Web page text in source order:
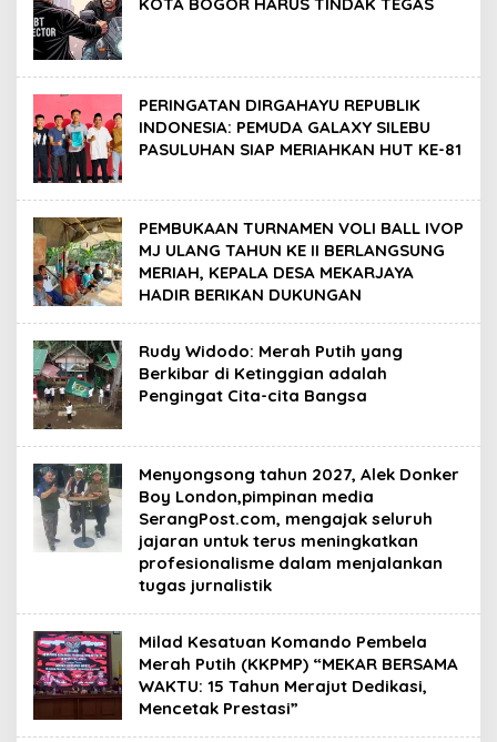
PERINGATAN DIRGAHAYU REPUBLIK
INDONESIA: PEMUDA GALAXY SILEBU
PASULUHAN SIAP MERIAHKAN HUT KE-81
PEMBUKAAN TURNAMEN VOLI BALL IVOP
MJ ULANG TAHUN KE II BERLANGSUNG
MERIAH, KEPALA DESA MEKARJAYA
HADIR BERIKAN DUKUNGAN
Rudy Widodo: Merah Putih yang
Berkibar di Ketinggian adalah
Pengingat Cita-cita Bangsa
Menyongsong tahun 2027, Alek Donker
Boy London,pimpinan media
SerangPost.com, mengajak seluruh
jajaran untuk terus meningkatkan
profesionalisme dalam menjalankan
tugas jurnalistik
Milad Kesatuan Komando Pembela
Merah Putih (KKPMP) “MEKAR BERSAMA
WAKTU: 15 Tahun Merajut Dedikasi,
Mencetak Prestasi”